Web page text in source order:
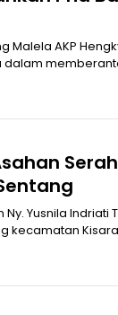
Malela AKP
dalam
Ny. Yusnila
kecamatan